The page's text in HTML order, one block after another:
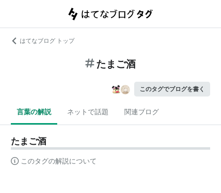
はてなブログ トップ
たまご酒
このタグでブログを書く
言葉の解説 ネットで話題 関連ブログ
たまご酒
このタグの解説について